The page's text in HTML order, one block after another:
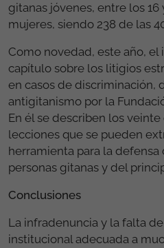
gitanas jóvenes, entre los 16
mujeres, siendo 238 de las
Como novedad, este año,
capítulo sobre los litigios
en casos de discriminación,
antigitanismo por la
En él se describen los
lecciones que se pueden
herramienta para la
personas gitanas y del
Conclusiones
La infradenuncia y la falta
institucional adecuada a